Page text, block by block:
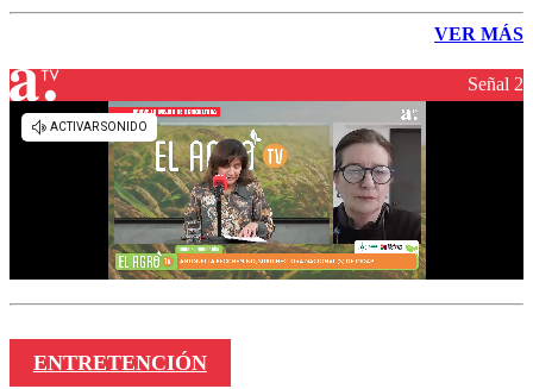
VER MÁS
Señal 2
ENTRETENCIÓN